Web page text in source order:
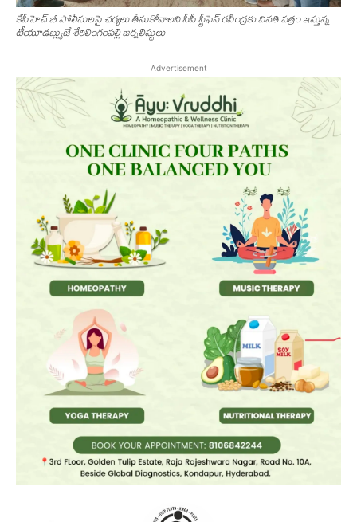
కేపీహెచ్ బీ పోలీసులపై చర్యలు తీసుకోవాలని సీపీ స్టీఫెన్ రవీంద్రకు వినతి పత్రం ఇస్తున్న
టీయూడబ్ల్యుజే శేరిలింగంపల్లి జర్నలిస్టులు
Advertisement